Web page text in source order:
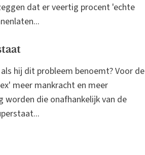
dat er veertig procent 'echte
hij dit probleem benoemt? Voor de
meer mankracht en meer
die onafhankelijk van de